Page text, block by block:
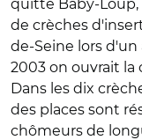
quitté Baby-Loup,
de crèches
de-Seine lors
2003 on ouvrait la
Dans les dix
des places sont
chômeurs de